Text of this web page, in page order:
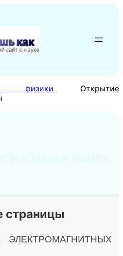
физики
Открытие
страницы
ЭЛЕКТРОМАГНИТНЫХ